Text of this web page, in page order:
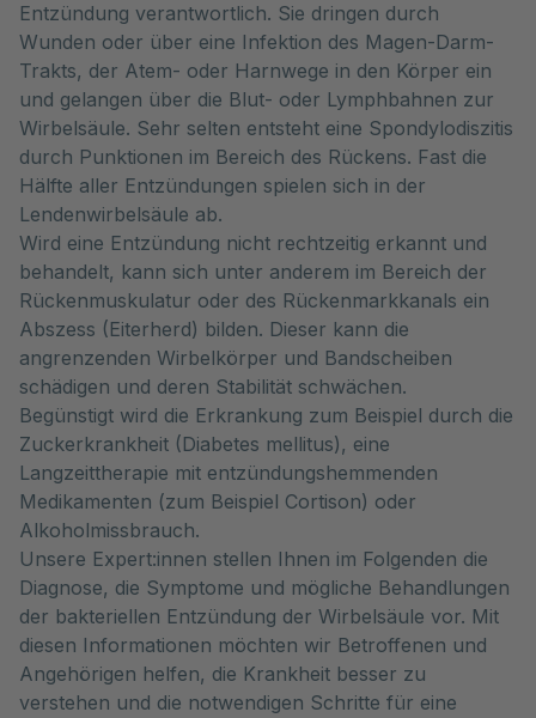
Entzündung verantwortlich. Sie dringen durch
Wunden oder über eine Infektion des Magen-Darm-
Trakts, der Atem- oder Harnwege in den Körper ein
und gelangen über die Blut- oder Lymphbahnen zur
Wirbelsäule. Sehr selten entsteht eine Spondylodiszitis
durch Punktionen im Bereich des Rückens. Fast die
Hälfte aller Entzündungen spielen sich in der
Lendenwirbelsäule ab.
Wird eine Entzündung nicht rechtzeitig erkannt und
behandelt, kann sich unter anderem im Bereich der
Rückenmuskulatur oder des Rückenmarkkanals ein
Abszess (Eiterherd) bilden. Dieser kann die
angrenzenden Wirbelkörper und Bandscheiben
schädigen und deren Stabilität schwächen.
Begünstigt wird die Erkrankung zum Beispiel durch die
Zuckerkrankheit (Diabetes mellitus), eine
Langzeittherapie mit entzündungshemmenden
Medikamenten (zum Beispiel Cortison) oder
Alkoholmissbrauch.
Unsere Expert:innen stellen Ihnen im Folgenden die
Diagnose, die Symptome und mögliche Behandlungen
der bakteriellen Entzündung der Wirbelsäule vor. Mit
diesen Informationen möchten wir Betroffenen und
Angehörigen helfen, die Krankheit besser zu
verstehen und die notwendigen Schritte für eine